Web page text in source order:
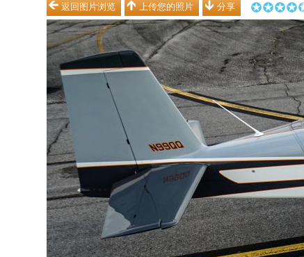
返回图片浏览 上传您的照片 分享